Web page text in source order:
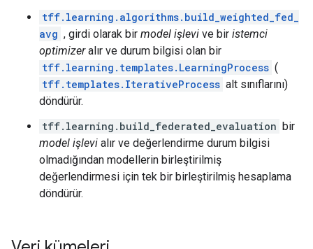
tff.learning.algorithms.build_weighted_fed_
avg , girdi olarak bir model işlevi ve bir istemci
optimizeralır ve durum bilgisi olan bir
tff.learning.templates.LearningProcess (
tff.templates.IterativeProcess alt sınıflarını)
döndürür.
tff.learning.build_federated_evaluation bir
model işlevi alır ve değerlendirme durum bilgisi
olmadığından modellerin birleştirilmiş
değerlendirmesi için tek bir birleştirilmiş hesaplama
döndürür.